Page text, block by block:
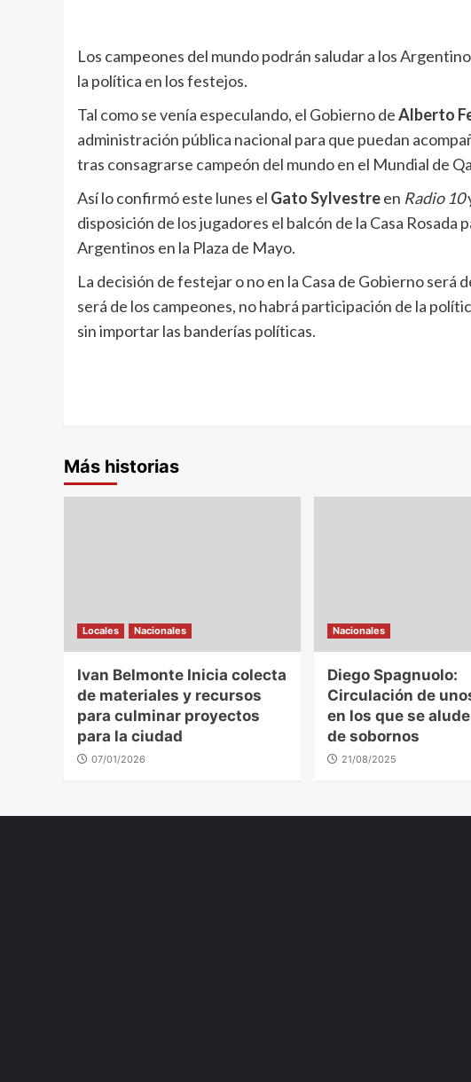
Los campeones del mundo podrán saludar a los
la política en los festejos.
Tal como se venía especulando, el Gobierno deAlberto
administración pública nacional para que puedan
tras consagrarse campeón del mundo en el Mundial de
Así lo confirmó este lunes el Gato Sylvestreen Radio 10
disposición de los jugadores el balcón de la Casa
Argentinos en la Plaza de Mayo.
La decisión de festejar o no en la Casa de Gobierno será
será de los campeones, no habrá participación de la
sin importar las banderías políticas.
Más historias
Locales Nacionales
Ivan Belmonte Inicia colecta
de materiales y recursos
para culminar proyectos
para la ciudad
07/01/2026
Nacionales
Diego Spagnuolo:
Circulación de
en los que se
de sobornos
21/08/2025